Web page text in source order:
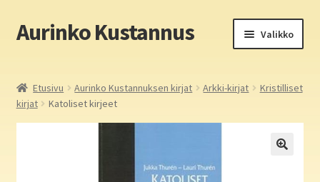
Siirry
navigointiin
Siirry
sisältöön
Aurinko Kustannus Valikko
Yritys
Etusivu Aurinko Kustannuksen kirjat Arkki-kirjat
Kristilliset
kirjat
Katoliset kirjeet